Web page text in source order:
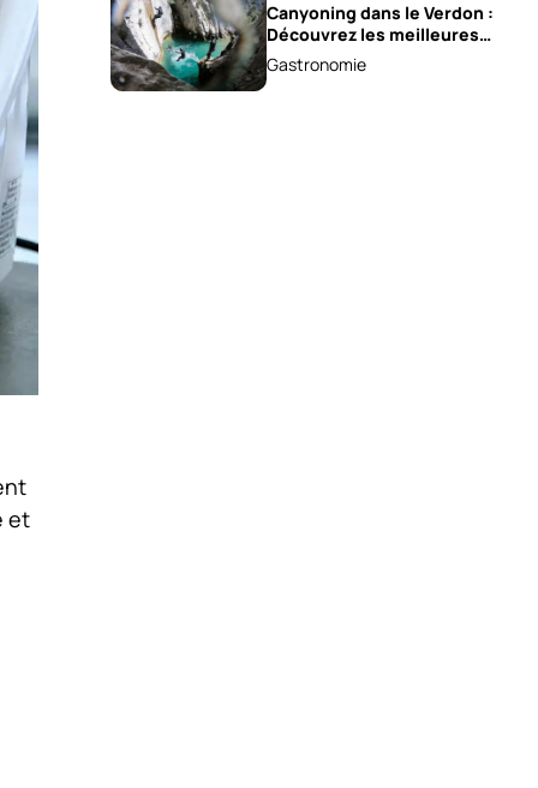
et
Canyoning dans le Verdon :
Découvrez les meilleures
excursions !
Gastronomie